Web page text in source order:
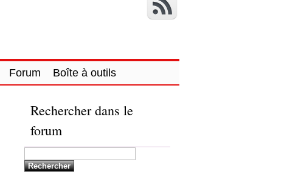
Forum Boîte à outils
Rechercher dans le
forum